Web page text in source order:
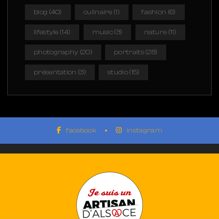
blog (40) culinaire (1) fashion (6)
lifestyle (14) music(3) nature (11)
photography (20) portraits(28)
présentation (3) studio(15)
facebook instagram